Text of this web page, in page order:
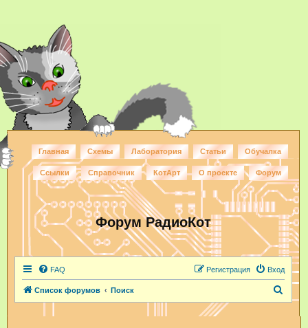
Главная Схемы Лаборатория Статьи Обучалка
Ссылки Справочник КотАрт О проекте Форум
Форум РадиоКот
FAQ Вход
Регистрация
Список форумов Поиск